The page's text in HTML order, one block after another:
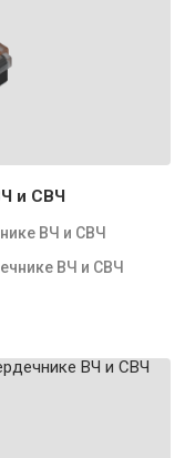
и СВЧ
ВЧ и СВЧ
ВЧ и СВЧ